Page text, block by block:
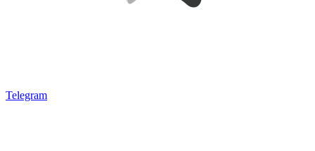
Telegram